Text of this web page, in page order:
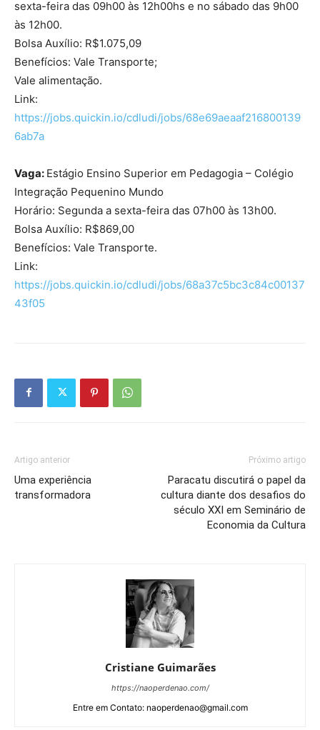
sexta-feira das 09h00 às 12h00hs e no sábado das 9h00
às 12h00.
Bolsa Auxílio: R$1.075,09
Benefícios: Vale Transporte;
Vale alimentação.
Link:
https://jobs.quickin.io/cdludi/jobs/68e69aeaaf216800139
6ab7a
Vaga: Estágio Ensino Superior em Pedagogia – Colégio
Integração Pequenino Mundo
Horário: Segunda a sexta-feira das 07h00 às 13h00.
Bolsa Auxílio: R$869,00
Benefícios: Vale Transporte.
Link:
https://jobs.quickin.io/cdludi/jobs/68a37c5bc3c84c00137
43f05
Artigo anterior
Uma experiência
transformadora
Próximo artigo
Paracatu discutirá o papel da
cultura diante dos desafios do
século XXI em Seminário de
Economia da Cultura
Cristiane Guimarães
https://naoperdenao.com/
Entre em Contato: naoperdenao@gmail.com